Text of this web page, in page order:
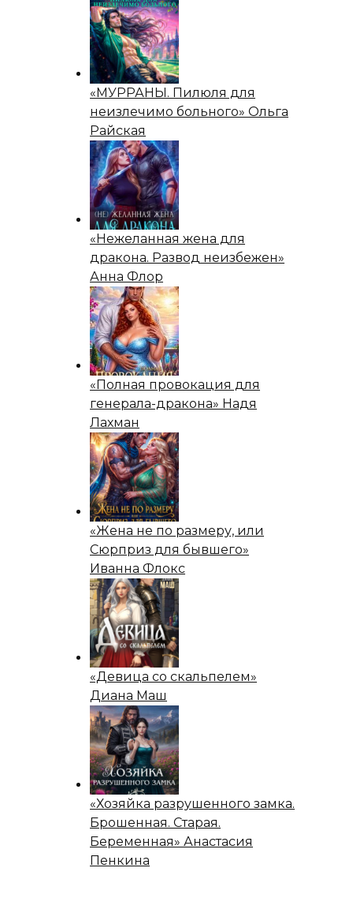
«МУРРАНЫ. Пилюля для
неизлечимо больного» Ольга
Райская
«Нежеланная жена для
дракона. Развод неизбежен»
Анна Флор
«Полная провокация для
генерала-дракона» Надя
Лахман
«Жена не по размеру, или
Сюрприз для бывшего»
Иванна Флокс
«Девица со скальпелем»
Диана Маш
«Хозяйка разрушенного замка.
Брошенная. Старая.
Беременная» Анастасия
Пенкина